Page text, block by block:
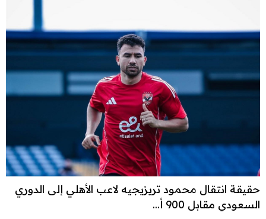
حقيقة انتقال محمود تريزيجيه لاعب الأهلي إلى الدوري
السعودي مقابل 900 أ...